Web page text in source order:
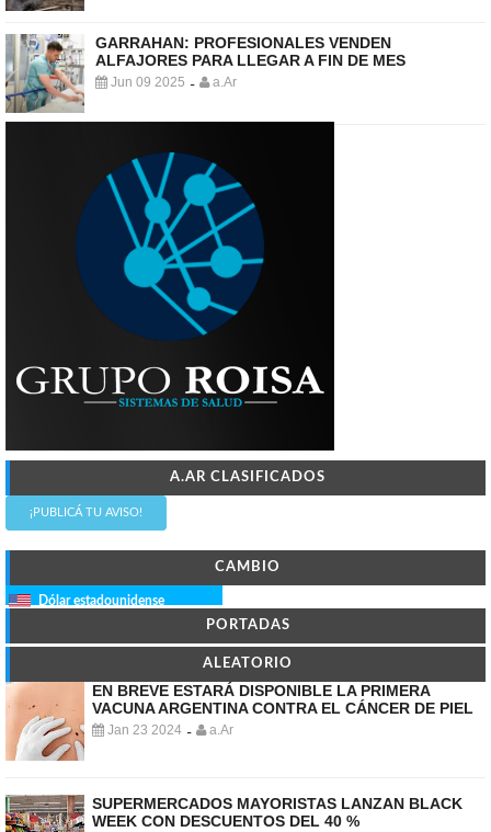
GARRAHAN: PROFESIONALES VENDEN
ALFAJORES PARA LLEGAR A FIN DE MES
Jun 09 2025 - a.Ar
A.AR CLASIFICADOS
¡PUBLICÁ TU AVISO!
CAMBIO
Dólar estadounidense
PORTADAS
ALEATORIO
EN BREVE ESTARÁ DISPONIBLE LA PRIMERA
VACUNA ARGENTINA CONTRA EL CÁNCER DE PIEL
Jan 23 2024 - a.Ar
SUPERMERCADOS MAYORISTAS LANZAN BLACK
WEEK CON DESCUENTOS DEL 40 %